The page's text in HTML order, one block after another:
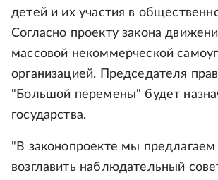
детей и их участия в
Согласно проекту закона
массовой некоммерческой
организацией. Председателя
"Большой перемены" будет
государства.
"В законопроекте мы предлагаем
возглавить наблюдательный